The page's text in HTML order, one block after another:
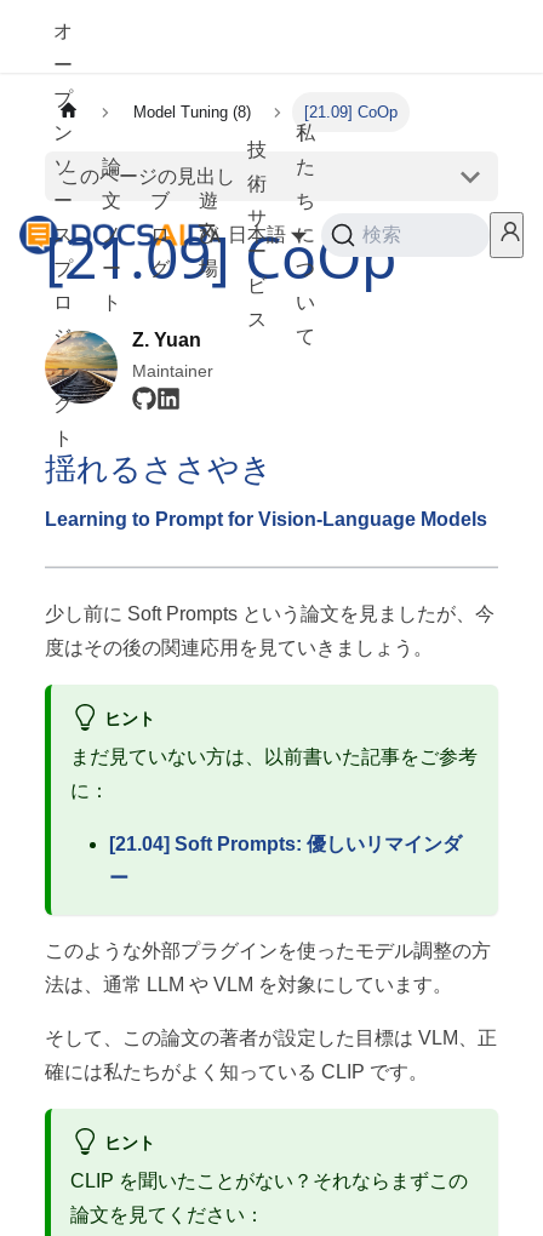
オ
ー
プ
ン
ソ
ー
ス
プ
ロ
ジ
ェ
ク
ト
論
文
ノ
ー
ト
ブ
ロ
グ
遊
び
場
技
術
サ
ー
ビ
ス
私
た
ち
に
つ
い
て
日本語 検索
Model Tuning (8) [21.09] CoOp
このページの見出し
[21.09] CoOp
Z. Yuan
Maintainer
揺れるささやき
Learning to Prompt for Vision-Language Models
少し前に Soft Prompts という論文を見ましたが、今
度はその後の関連応用を見ていきましょう。
ヒント
まだ見ていない方は、以前書いた記事をご参考
に：
[21.04] Soft Prompts: 優しいリマインダ
ー
このような外部プラグインを使ったモデル調整の方
法は、通常 LLM や VLM を対象にしています。
そして、この論文の著者が設定した目標は VLM、正
確には私たちがよく知っている CLIP です。
ヒント
CLIP を聞いたことがない？それならまずこの
論文を見てください：